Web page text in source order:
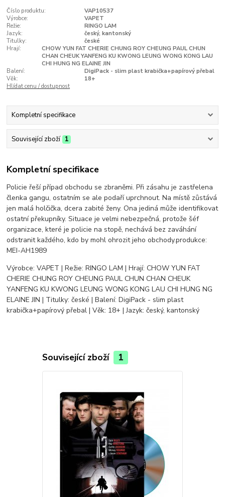
Číslo produktu:
VAP10537
Výrobce:
VAPET
Režie:
RINGO LAM
Jazyk:
český, kantonský
Titulky:
české
Hrají:
CHOW YUN FAT CHERIE CHUNG ROY CHEUNG PAUL CHUN
CHAN CHEUK YANFENG KU KWONG LEUNG WONG KONG LAU
CHI HUNG NG ELAINE JIN
Balení:
DigiPack - slim plast krabička+papírový přebal
Věk:
18+
Hlídat cenu / dostupnost
Kompletní specifikace
Související zboží 1
Kompletní specifikace
Policie řeší případ obchodu se zbraněmi. Při zásahu je zastřelena
členka gangu, ostatním se ale podaří uprchnout. Na místě zůstává
jen malá holčička, dcera zabité ženy. Ona jediná může identifikovat
ostatní překupníky. Situace je velmi nebezpečná, protože šéf
organizace, které je policie na stopě, nechává bez zaváhání
odstranit každého, kdo by mohl ohrozit jeho obchody.produkce:
MEI-AH1989
Výrobce: VAPET | Režie: RINGO LAM | Hrají: CHOW YUN FAT
CHERIE CHUNG ROY CHEUNG PAUL CHUN CHAN CHEUK
YANFENG KU KWONG LEUNG WONG KONG LAU CHI HUNG NG
ELAINE JIN | Titulky: české | Balení: DigiPack - slim plast
krabička+papírový přebal | Věk: 18+ | Jazyk: český, kantonský
Související zboží 1